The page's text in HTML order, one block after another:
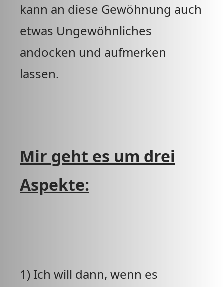
kann an diese Gewöhnung auch
etwas Ungewöhnliches
andocken und aufmerken
lassen.
Mir geht es um drei
Aspekte:
1) Ich will dann, wenn es